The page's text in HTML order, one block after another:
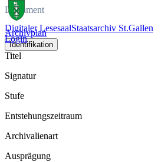
Digitaler LesesaalStaatsarchiv St.Gallen
Login
Dokument
Archivplan
Identifikation
Titel
Signatur
Stufe
Entstehungszeitraum
Archivalienart
Ausprägung